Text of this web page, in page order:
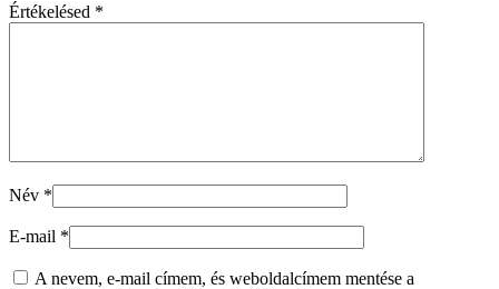
Értékelésed *
Név *
E-mail *
A nevem, e-mail címem, és weboldalcímem mentése a